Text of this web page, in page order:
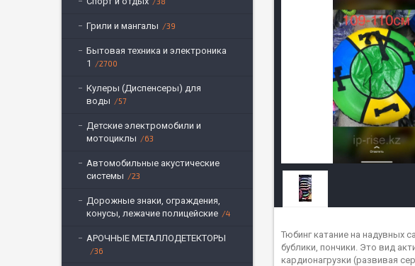
Тюбинг катание на надувных
бублики, пончики. Это вид
кардионагрузки (развивая
Грили и мангалы 39
Бытовая техника и электроника
1
2700
Кулеры (Диспенсеры) для
воды
57
Детские электромобили и
мотоциклы
63
Автомобильные акустические
системы
23
Дорожные знаки, ограждения,
конусы, лежачие полицейские
4
АРОЧНЫЕ МЕТАЛЛОДЕТЕКТОРЫ
36